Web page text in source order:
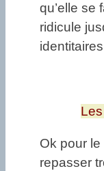
qu’elle se
ridicule
Ok pour
repasser